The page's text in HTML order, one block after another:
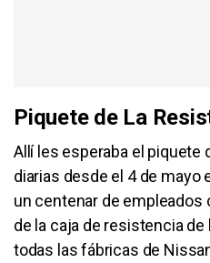
Piquete de La
Allí les esperaba el piquete
diarias desde el 4 de mayo
un centenar de
de la caja de resistencia
todas las fábricas de